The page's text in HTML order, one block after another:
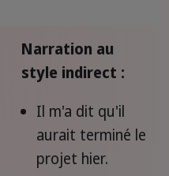
Narration au
style indirect :
Il m'a dit qu'il
aurait terminé le
projet hier.